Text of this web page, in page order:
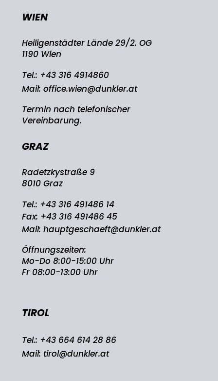
WIEN
Heiligenstädter Lände 29/2. OG
1190 Wien
Tel.: +43 316 4914860
Mail: office.wien@dunkler.at
Termin nach telefonischer
Vereinbarung.
GRAZ
Radetzkystraße 9
8010 Graz
Tel.: +43 316 491486 14
Fax: +43 316 491486 45
Mail: hauptgeschaeft@dunkler.at
Öffnungszeiten:
Mo-Do 8:00-15:00 Uhr
Fr 08:00-13:00 Uhr
TIROL
Tel.: +43 664 614 28 86
Mail: tirol@dunkler.at